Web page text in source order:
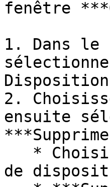
fenêtre
1. Dans le
2.
ensuite
de